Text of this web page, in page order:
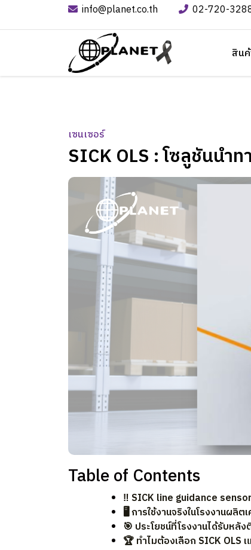
info@planet.co.th 02-720-
สิน
เซนเซอร์
SICK OLS : โซลูชันนำ
Table of Contents
‼️ SICK line guidance
🖥️ การใช้งานจริงในโรงงานผลิต
🎯 ประโยชน์ที่โรงงานได้รับหลั
🏆 ทำไมต้องเลือก SICK OLS